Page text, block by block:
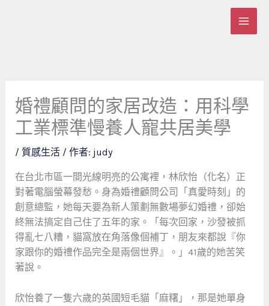
婚禮顧問的家居改造：用科學
工業標準慢養人寵共居美學
/ 質感生活/ 作者: judy
在台北市區一間光線明亮的公寓裡，林欣怡（化名）正
對著電腦螢幕發愁。身為婚禮顧問公司「真愛時刻」的
創意總監，她每天要為新人策劃無數場夢幻婚禮，卻始
終無法搞定自己住了五年的家。「每次回家，沙發被抓
得亂七八糟，貓窩放在角落像個補丁，朋友來都說『你
家跟你的婚禮作品完全是兩個世界』。」41歲的她苦笑
著說。
欣怡養了一隻六歲的英國短毛貓「麻糬」，那是她單身